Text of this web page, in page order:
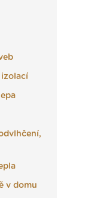
izolaci a pak
poptejte ›
v domu